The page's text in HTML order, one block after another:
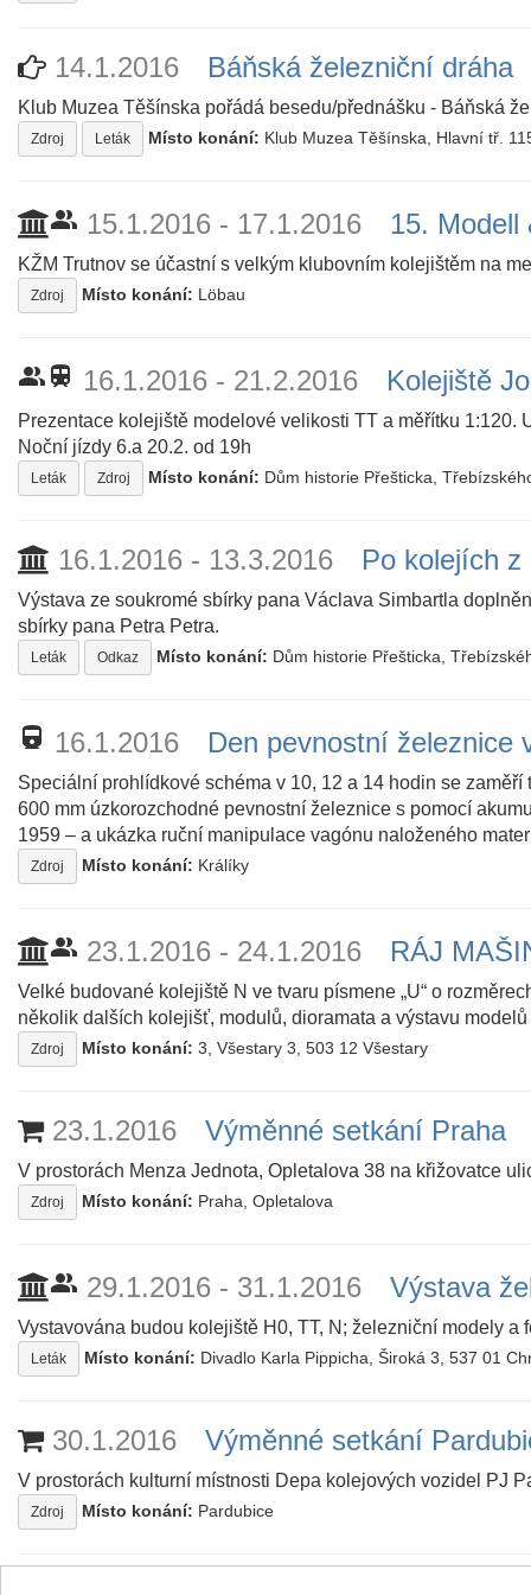
14.1.2016 Báňská železniční dráha
Klub Muzea Těšínska pořádá besedu/přednášku - Báňská
Zdroj Leták Místo konání: Klub Muzea Těšínska, Hlavní tř.
people_alt 15.1.2016 - 17.1.2016 15. Modell
KŽM Trutnov se účastní s velkým klubovním kolejištěm na
Zdroj Místo konání: Löbau
people_alt train 16.1.2016 - 21.2.2016 Kolejiště
Prezentace kolejiště modelové velikosti TT a měřítku 1:120.
Noční jízdy 6.a 20.2. od 19h
Leták Zdroj Místo konání: Dům historie Přešticka,
16.1.2016 - 13.3.2016 Po kolejích
Výstava ze soukromé sbírky pana Václava Simbartla
sbírky pana Petra Petra.
Leták Odkaz Místo konání: Dům historie Přešticka,
directions_railway 16.1.2016 Den pevnostní železnice
Speciální prohlídkové schéma v 10, 12 a 14 hodin se
600 mm úzkorozchodné pevnostní železnice s pomocí
1959 – a ukázka ruční manipulace vagónu naloženého
Zdroj Místo konání: Králíky
people_alt 23.1.2016 - 24.1.2016 RÁJ
Velké budované kolejiště N ve tvaru písmene „U“ o
několik dalších kolejišť, modulů, dioramata a výstavu modelů
Zdroj Místo konání: 3, Všestary 3, 503 12 Všestary
23.1.2016 Výměnné setkání Praha
V prostorách Menza Jednota, Opletalova 38 na křižovatce
Zdroj Místo konání: Praha, Opletalova
people_alt 29.1.2016 - 31.1.2016 Výstava
Vystavována budou kolejiště H0, TT, N; železniční modely a
Leták Místo konání: Divadlo Karla Pippicha, Široká 3, 537 01
30.1.2016 Výměnné setkání
V prostorách kulturní místnosti Depa kolejových vozidel PJ
Zdroj Místo konání: Pardubice